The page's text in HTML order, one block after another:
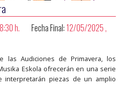
h. Fecha Final: 12/05/2025 ,
las Audiciones de Primavera, los
Eskola ofrecerán en una serie
piezas de un amplio